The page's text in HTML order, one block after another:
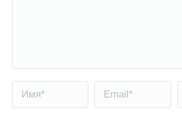
Имя * Email *